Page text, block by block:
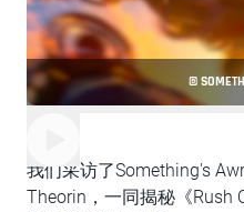
©
我们采访了Something's
Theorin，一同揭秘《Rush